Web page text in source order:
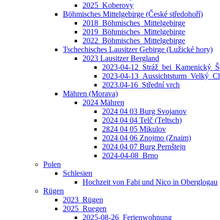
2025_Koberovy
Böhmisches Mittelgebirge (České středohoří)
2018_Böhmisches_Mittelgebirge
2019_Böhmisches_Mittelgebirge
2022_Böhmisches_Mittelgebirge
Tschechisches Lausitzer Gebirge (Lužické hory)
2023 Lausitzer Bergland
2023-04-
2023-04-
2023.04-16_Střední vrch
Mähren (Morava)
2024 Mähren
2024 04 03 Burg Svojanov
2024 04 04 Telč (Teltsch)
2ß24 04 05 Mikulov
2024 04 06 Znojmo (Znaim)
2024 04 07 Burg Pernštejn
2024-04-08_Brno
Polen
Schlesien
Hochzeit von Fabi und Nico in Oberglogau
Rügen
2023_Rügen
2025_Ruegen
2025-08-26_Ferienwohnung